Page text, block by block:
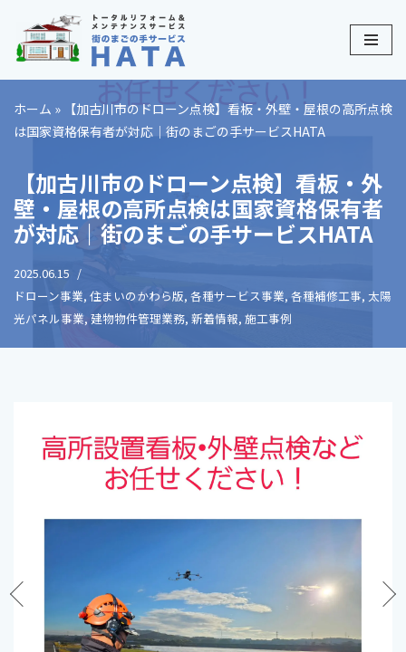
コ
ン
ツ
キ
ッ
ホーム » 【加古川市のドローン点検】看板・外壁・屋根の高所点検
は国家資格保有者が対応｜街のまごの手サービスHATA
【加古川市のドローン点検】看板・外
壁・屋根の高所点検は国家資格保有者
が対応｜街のまごの手サービスHATA
2025.06.15
ドローン事業, 住まいのかわら版, 各種サービス事業, 各種補修工事, 太陽
光パネル事業, 建物物件管理業務, 新着情報, 施工事例